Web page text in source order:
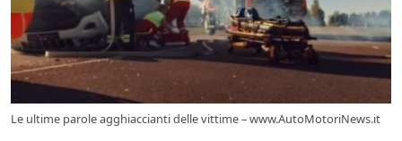
Le ultime parole agghiaccianti delle vittime – www.AutoMotoriNews.it